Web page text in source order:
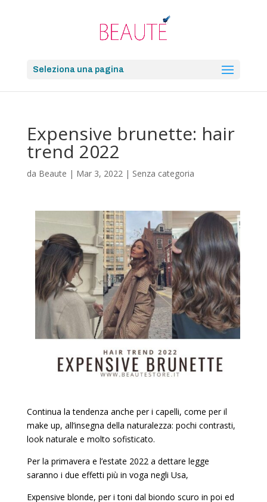
Seleziona una pagina
Expensive brunette: hair
trend 2022
da Beaute | Mar 3, 2022| Senza categoria
Continua la tendenza anche per i capelli, come per il
make up, all’insegna della naturalezza: pochi contrasti,
look naturale e molto sofisticato.
Per la primavera e l’estate 2022 a dettare legge
saranno i due effetti più in voga negli Usa,
Expensive blonde, per i toni dal biondo scuro in poi ed